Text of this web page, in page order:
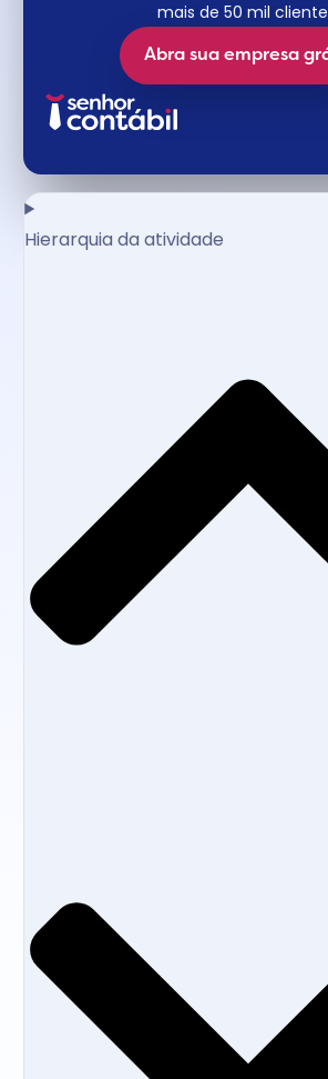
mais de 50 mil
Abra sua empresa
Hierarquia da atividade